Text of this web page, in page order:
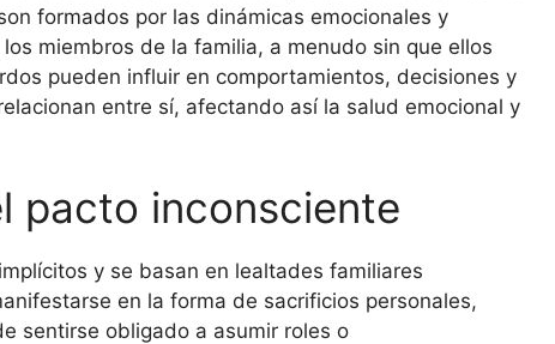
formados por las dinámicas emocionales y
miembros de la familia, a menudo sin que ellos
pueden influir en comportamientos, decisiones y
entre sí, afectando así la salud emocional y
pacto inconsciente
y se basan en lealtades familiares
en la forma de sacrificios personales,
sentirse obligado a asumir roles o